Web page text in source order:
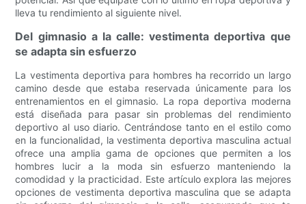
lleva tu rendimiento al siguiente nivel.
Del gimnasio a la calle: vestimenta deportiva que
se adapta sin esfuerzo
La vestimenta deportiva para hombres ha recorrido un largo
camino desde que estaba reservada únicamente para los
entrenamientos en el gimnasio. La ropa deportiva moderna
está diseñada para pasar sin problemas del rendimiento
deportivo al uso diario. Centrándose tanto en el estilo como
en la funcionalidad, la vestimenta deportiva masculina actual
ofrece una amplia gama de opciones que permiten a los
hombres lucir a la moda sin esfuerzo manteniendo la
comodidad y la practicidad. Este artículo explora las mejores
opciones de vestimenta deportiva masculina que se adapta